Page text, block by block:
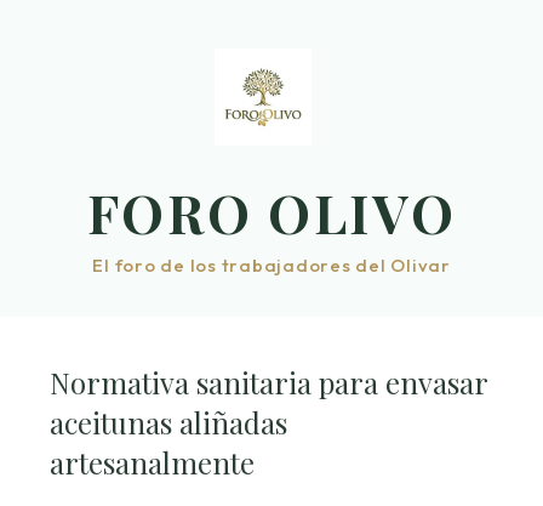
FORO OLIVO
El foro de los trabajadores del Olivar
Normativa sanitaria para envasar
aceitunas aliñadas
artesanalmente